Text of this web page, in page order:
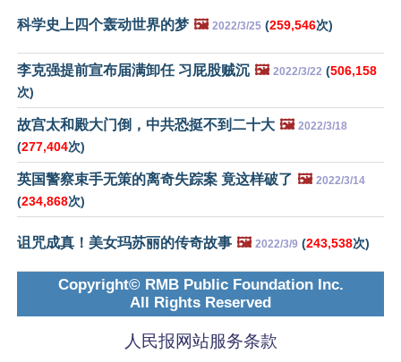
科学史上四个轰动世界的梦 🖼️ 2022/3/25 (259,546次)
李克强提前宣布届满卸任 习屁股贼沉 🖼️ 2022/3/22 (506,158
次)
故宫太和殿大门倒，中共恐挺不到二十大 🖼️ 2022/3/18
(277,404次)
英国警察束手无策的离奇失踪案 竟这样破了 🖼️ 2022/3/14
(234,868次)
诅咒成真！美女玛苏丽的传奇故事 🖼️ 2022/3/9 (243,538次)
Copyright© RMB Public Foundation Inc.
All Rights Reserved
人民报网站服务条款